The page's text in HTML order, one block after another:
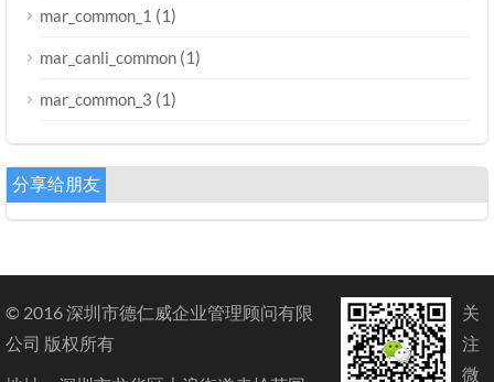
mar_common_1 (1)
mar_canli_common (1)
mar_common_3 (1)
分享给朋友
© 2016 深圳市德仁威企业管理顾问有限
公司 版权所有
关
注
微